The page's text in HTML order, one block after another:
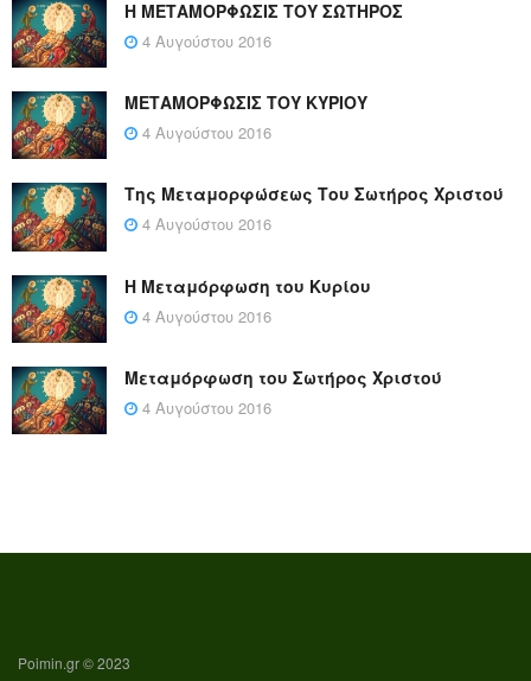
Η ΜΕΤΑΜΟΡΦΩΣΙΣ ΤΟΥ ΣΩΤΗΡΟΣ
4 Αυγούστου 2016
ΜΕΤΑΜΟΡΦΩΣΙΣ ΤΟΥ ΚΥΡΙΟΥ
4 Αυγούστου 2016
Της Μεταμορφώσεως Του Σωτήρος Χριστού
4 Αυγούστου 2016
Η Μεταμόρφωση του Κυρίου
4 Αυγούστου 2016
Μεταμόρφωση του Σωτήρος Χριστού
4 Αυγούστου 2016
Poimin.gr © 2023